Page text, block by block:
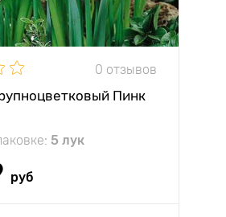
0 отзывов
Пинк
5 лук
руб